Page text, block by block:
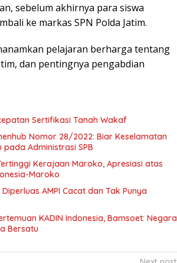
sebelum akhirnya para siswa
ke markas SPN Polda Jatim.
pelajaran berharga tentang
dan pentingnya pengabdian
Sertifikasi Tanah Wakaf
Nomor 28/2022: Biar Keselamatan
Administrasi SPB
Kerajaan Maroko, Apresiasi atas
Maroko
AMPI Cacat dan Tak Punya
KADIN Indonesia, Bamsoet: Negara
Bersatu